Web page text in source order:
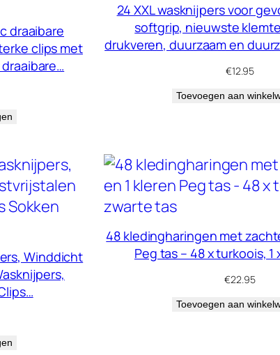
draaibare
clips met
24 XXL wasknijpers voor
softgrip, nieuwste
drukveren, duurzaam en
€12.95
Toevoegen aan
Winddicht
48 kledingharingen met
Peg tas – 48 x turkoois, 1
€22.95
Toevoegen aan